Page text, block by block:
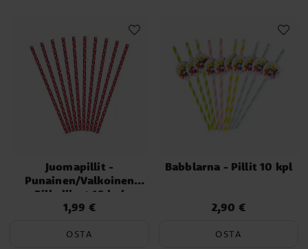
Juomapillit -
Punainen/Valkoinen
Pilkulliset 10 kpl
Hinta:1,99 €
1,99 €
OSTA
Babblarna - Pillit 10 kpl
Hinta:2,90 €
2,90 €
OSTA